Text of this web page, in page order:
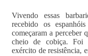
Vivendo essas
recebido os
começaram a perceber
cheio de cobiça. Foi
exército de resistência,